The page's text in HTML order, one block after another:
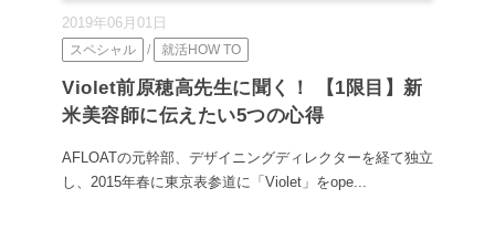
2019年06月01日
スペシャル / 就活HOW TO
Violet前原穂高先生に聞く！ 【1限目】新
米美容師に伝えたい5つの心得
AFLOATの元幹部、デザイニングディレクターを経て独立
し、2015年春に東京表参道に「Violet」をope...